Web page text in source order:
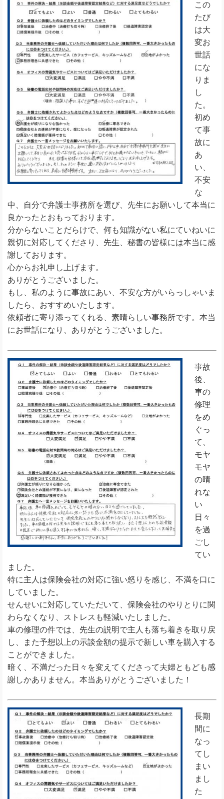
この
たび
は大
変お
世話
にな
りま
し
た。
初め
て事
故に
あ
い、
不安
な
中、自分で弁護士事務所を選び、先生にお願いして本当に
良かったとおもっております。
分からないことだらけで、何も知識がない私にていねいに
親切に対応してくださり、先生、秘書の皆様には本当に感
謝しております。
心からお礼申し上げます。
ありがとうございました。
もし、私のように事故にあい、不安な方がいらっしゃいま
したら、おすすめいたします。
依頼者に寄り添ってくれる、素晴らしい事務所です。本当
にお世話になり、ありがとうございました。
事故
後、
車の
修理
をめ
ぐっ
て、
モヤ
モヤ
の晴
れな
い
日々
を過
ごし
てい
ました。
特に主人は保険会社の対応に強い怒りを感じ、不満を口に
していました。
せんせいに対応していただいて、保険会社のやりとりに関
わらなくなり、ストレスも軽減いたしました。
車の修理の件では、先生の説明で主人も落ち着きを取り戻
し、また予想以上の示談金額の提示で新しい車を購入する
ことができました。
暗く、不満だった日々を変えてくださって夫婦ともども感
謝しかありません。本当ありがとうございました！
長期
間に
なっ
てし
まい
まし
た